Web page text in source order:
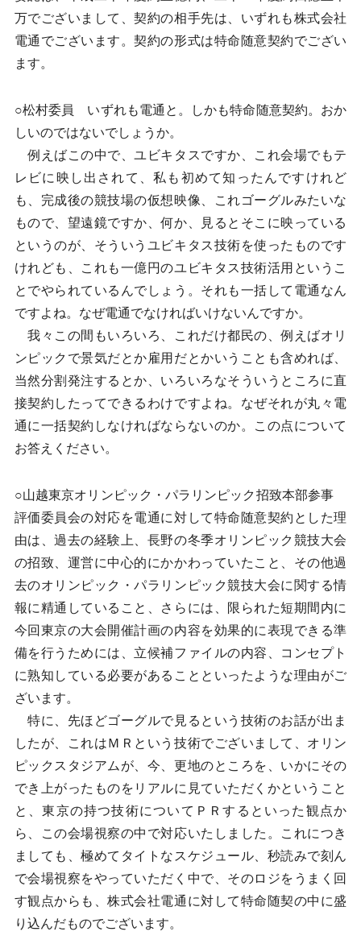
万でございまして、契約の相手先は、いずれも株式会社
電通でございます。契約の形式は特命随意契約でござい
ます。
○松村委員 いずれも電通と。しかも特命随意契約。おか
しいのではないでしょうか。
例えばこの中で、ユビキタスですか、これ会場でもテ
レビに映し出されて、私も初めて知ったんですけれど
も、完成後の競技場の仮想映像、これゴーグルみたいな
もので、望遠鏡ですか、何か、見るとそこに映っている
というのが、そういうユビキタス技術を使ったものです
けれども、これも一億円のユビキタス技術活用というこ
とでやられているんでしょう。それも一括して電通なん
ですよね。なぜ電通でなければいけないんですか。
我々この間もいろいろ、これだけ都民の、例えばオリ
ンピックで景気だとか雇用だとかいうことも含めれば、
当然分割発注するとか、いろいろなそういうところに直
接契約したってできるわけですよね。なぜそれが丸々電
通に一括契約しなければならないのか。この点について
お答えください。
○山越東京オリンピック・パラリンピック招致本部参事
評価委員会の対応を電通に対して特命随意契約とした理
由は、過去の経験上、長野の冬季オリンピック競技大会
の招致、運営に中心的にかかわっていたこと、その他過
去のオリンピック・パラリンピック競技大会に関する情
報に精通していること、さらには、限られた短期間内に
今回東京の大会開催計画の内容を効果的に表現できる準
備を行うためには、立候補ファイルの内容、コンセプト
に熟知している必要があることといったような理由がご
ざいます。
特に、先ほどゴーグルで見るという技術のお話が出ま
したが、これはＭＲという技術でございまして、オリン
ピックスタジアムが、今、更地のところを、いかにその
でき上がったものをリアルに見ていただくかということ
と、東京の持つ技術についてＰＲするといった観点か
ら、この会場視察の中で対応いたしました。これにつき
ましても、極めてタイトなスケジュール、秒読みで刻ん
で会場視察をやっていただく中で、そのロジをうまく回
す観点からも、株式会社電通に対して特命随契の中に盛
り込んだものでございます。